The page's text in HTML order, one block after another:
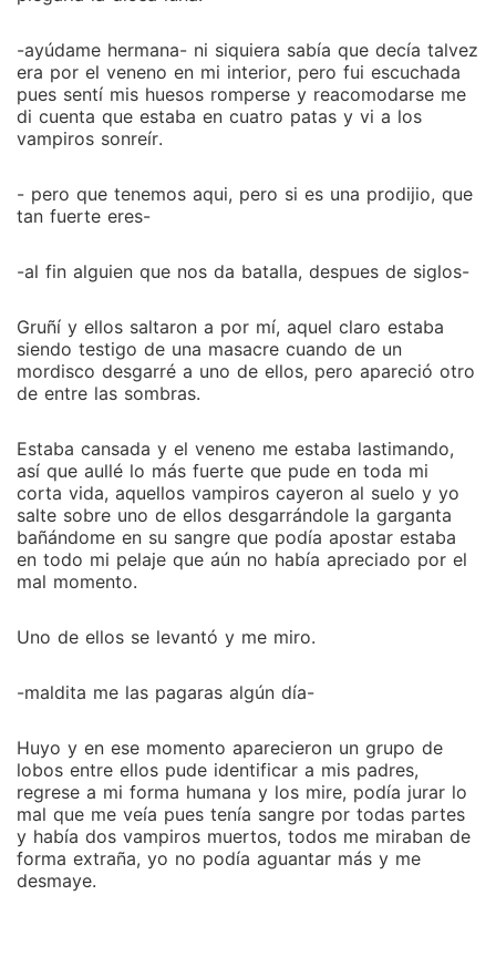
-ayúdame hermana- ni siquiera sabía que decía talvez
era por el veneno en mi interior, pero fui escuchada
pues sentí mis huesos romperse y reacomodarse me
di cuenta que estaba en cuatro patas y vi a los
vampiros sonreír.
- pero que tenemos aqui, pero si es una prodijio, que
tan fuerte eres-
-al fin alguien que nos da batalla, despues de siglos-
Gruñí y ellos saltaron a por mí, aquel claro estaba
siendo testigo de una masacre cuando de un
mordisco desgarré a uno de ellos, pero apareció otro
de entre las sombras.
Estaba cansada y el veneno me estaba lastimando,
así que aullé lo más fuerte que pude en toda mi
corta vida, aquellos vampiros cayeron al suelo y yo
salte sobre uno de ellos desgarrándole la garganta
bañándome en su sangre que podía apostar estaba
en todo mi pelaje que aún no había apreciado por el
mal momento.
Uno de ellos se levantó y me miro.
-maldita me las pagaras algún día-
Huyo y en ese momento aparecieron un grupo de
lobos entre ellos pude identificar a mis padres,
regrese a mi forma humana y los mire, podía jurar lo
mal que me veía pues tenía sangre por todas partes
y había dos vampiros muertos, todos me miraban de
forma extraña, yo no podía aguantar más y me
desmaye.